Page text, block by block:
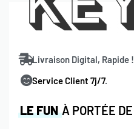
LE FUNÀ PORTÉE
Livraison Digital, Rapide !
Service Client 7j/7.